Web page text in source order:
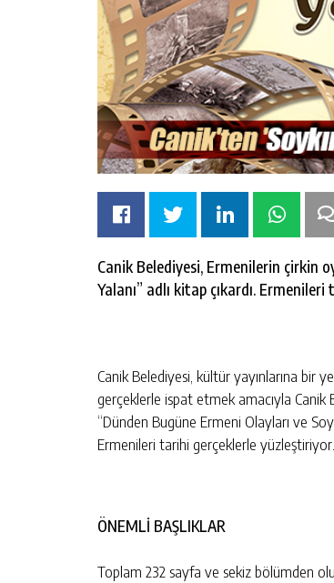
Canik Belediyesi, Ermenilerin çirkin
Yalanı” adlı kitap çıkardı.
Canik Belediyesi, kültür yayınlarına bir
gerçeklerle ispat etmek amacıyla Canik
“Dünden Bugüne Ermeni Olayları ve
Ermenileri tarihi gerçeklerle yüzleştiriyor.
ÖNEMLİ BAŞLIKLAR
Toplam 232 sayfa ve sekiz bölümden
OSB’NIN İLK
CHP SAMSUN